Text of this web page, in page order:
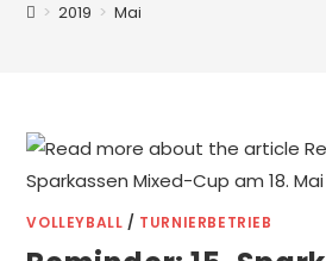
> 2019 > Mai
VOLLEYBALL / TURNIERBETRIEB